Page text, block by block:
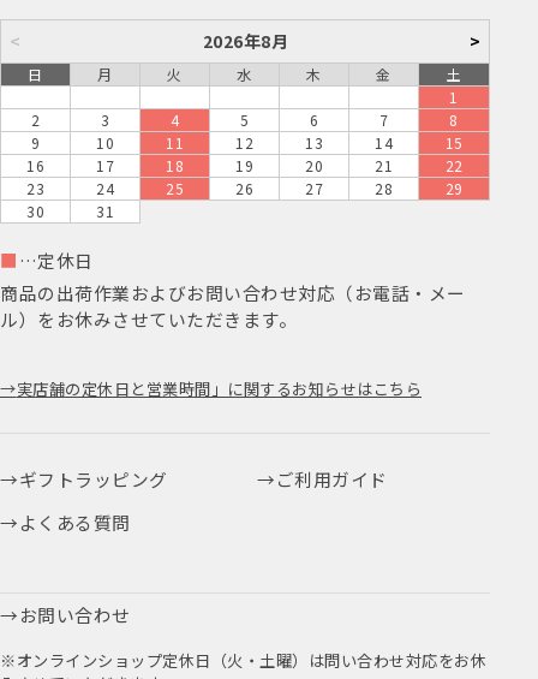
< 2026年8月 >
日 月 火 水 木 金
土
1
2
3 4 5 6 7
8
9
10 11 12 13 14
15
16
17 18 19 20 21
22
23
24 25 26 27 28
29
30
31
■ …定休日
商品の出荷作業およびお問い合わせ対応（お電話・メー
ル）をお休みさせていただきます。
実店舗の定休日と営業時間」に関するお知らせはこちら
ギフトラッピング
ご利用ガイド
よくある質問
お問い合わせ
※オンラインショップ定休日（火・土曜）は問い合わせ対応をお休